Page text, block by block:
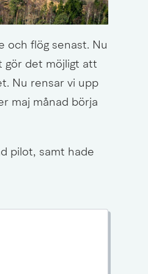
och flög senast. Nu
gör det möjligt att
Nu rensar vi upp
maj månad börja
pilot, samt hade